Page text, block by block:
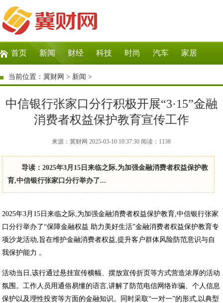
首页 新闻 财经 科技 时尚 汽车 家居
生活 教育 企业
当前位置：冀财网 > 新闻 >
中信银行张家口分行积极开展“3·15”金融
消费者权益保护教育宣传工作
来源：冀财网 2025-03-10 10:37:30 阅读： 1138
导读：2025年3月15日来临之际,为加强金融消费者权益保护教
育,中信银行张家口分行举办了...
2025年3月15日来临之际,为加强金融消费者权益保护教育,中信银行张家
口分行举办了“保障金融权益 助力美好生活”金融消费者权益保护教育专
项沙龙活动,旨在维护金融消费者权益,提升客户群体风险防范意识与自
我保护能力 。
活动当日,该行通过悬挂宣传横幅、摆放宣传折页等方式营造浓厚的活动
氛围。工作人员用通俗易懂的语言,讲解了防范电信网络诈骗、个人信息
保护以及理性投资等方面的金融知识。同时采取“一对一”的形式,以典型